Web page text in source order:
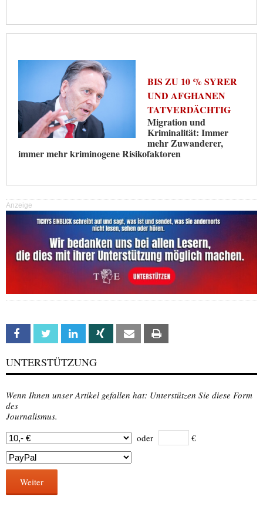
BIS ZU 10 % SYRER
UND AFGHANEN
TATVERDÄCHTIG
Migration und
Kriminalität: Immer
mehr Zuwanderer,
immer mehr kriminogene Risikofaktoren
Anzeige
Facebook Twitter Linkedin Xing Email
UNTERSTÜTZUNG
Wenn Ihnen unser Artikel gefallen hat: Unterstützen Sie diese Form
des
Journalismus.
oder
€
Weiter